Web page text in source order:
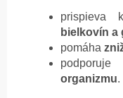
prispieva
bielkovín a
pomáha
organizmu.